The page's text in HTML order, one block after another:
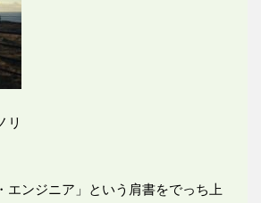
リ
エンジニア」という肩書をでっち上